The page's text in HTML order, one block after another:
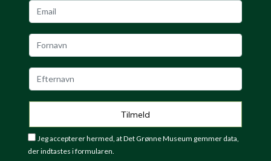
Jeg accepterer hermed, at Det Grønne Museum gemmer data,
der indtastes i formularen.